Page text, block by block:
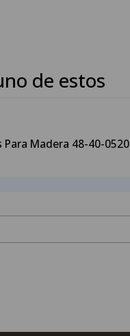
de estos
Madera 48-40-0520